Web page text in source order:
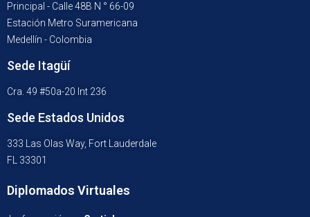
Principal - Calle 48B N ° 66-09
Estación Metro Suramericana
Medellín - Colombia
Sede Itagüí
Cra. 49 #50a-20 Int 236
Sede Estados Unidos
333 Las Olas Way, Fort Lauderdale
FL 33301
Diplomados Virtuales